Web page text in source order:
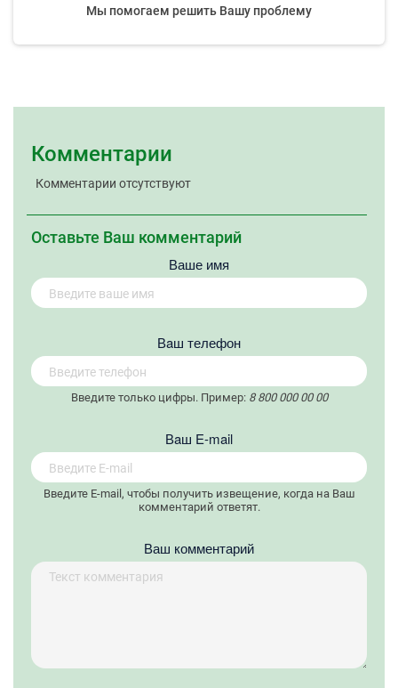
Мы помогаем решить Вашу проблему
Комментарии
Комментарии отсутствуют
Оставьте Ваш комментарий
Ваше имя
Вaш телефон
Введите только цифры. Пример: 8 800 000 00 00
Вaш E-mail
Введите E-mail, чтобы получить извещение, когда на Ваш
комментарий ответят.
Ваш комментарий